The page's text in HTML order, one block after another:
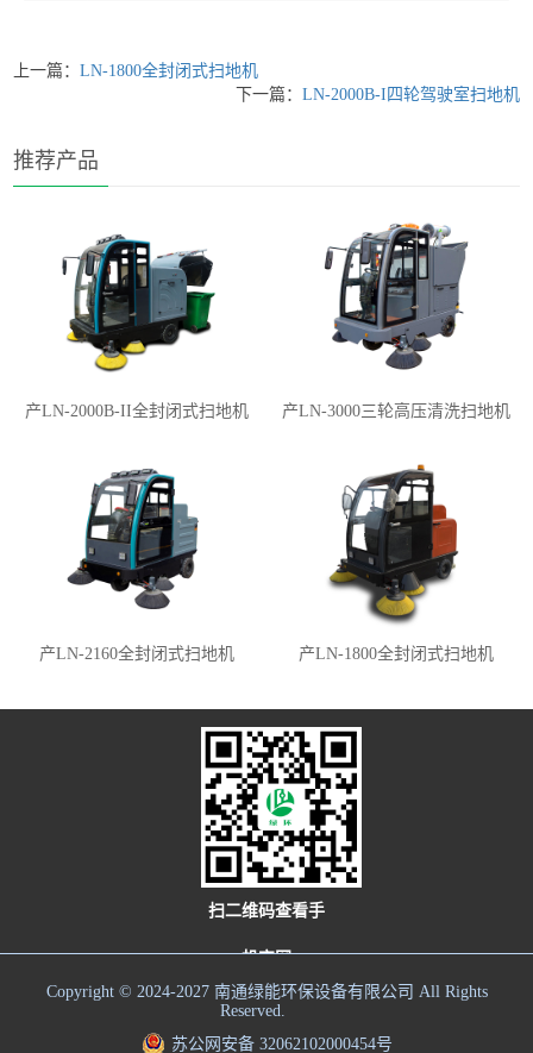
上一篇：LN-1800全封闭式扫地机
下一篇： LN-2000B-I四轮驾驶室扫地机
推荐产品
产LN-2000B-II全封闭式扫地机 产LN-3000三轮高压清洗扫地机
产LN-2160全封闭式扫地机 产LN-1800全封闭式扫地机
扫二维码查看手
机官网
Copyright © 2024-2027 南通绿能环保设备有限公司 All Rights
Reserved.
苏公网安备 32062102000454号